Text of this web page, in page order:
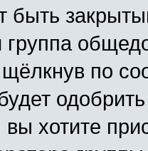
быть
по
вы хотите